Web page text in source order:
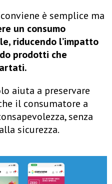
è semplice ma
un consumo
riducendo l’impatto
prodotti che
aiuta a preservare
il consumatore a
senza
sicurezza.